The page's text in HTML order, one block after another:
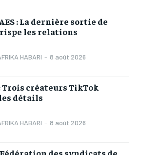
D’AFRIQUE
D’AFRIQUE
D’AFRIQUE
D’AFRIQUE
: La dernière sortie de
les relations
HABARI - 8 août 2026
Trois créateurs TikTok
détails
HABARI - 8 août 2026